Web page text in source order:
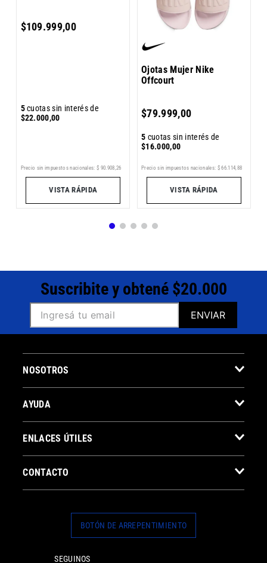
$109.999,00
5cuotas sin interés de
$22.000,00
Precio sin impuestos nacionales: $ 90 908 26
VISTA RÁPIDA
Ojotas Mujer Nike
Offcourt
$79.999,00
5 cuotas sin interés de
$16.000,00
Precio sin impuestos nacionales: $ 66.114 88
VISTA RÁPIDA
Suscribite y obtené $20.000
ENVIAR
NOSOTROS
AYUDA
ENLACES ÚTILES
CONTACTO
BOTÓN DE ARREPENTIMIENTO
SEGUINOS